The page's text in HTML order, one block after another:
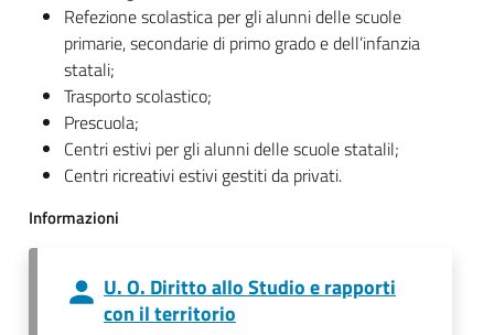
Refezione scolastica per gli alunni delle scuole
primarie, secondarie di primo grado e dell’infanzia
statali;
Trasporto scolastico;
Prescuola;
Centri estivi per gli alunni delle scuole statalil;
Centri ricreativi estivi gestiti da privati.
Informazioni
U. O. Diritto allo Studio e rapporti
con il territorio